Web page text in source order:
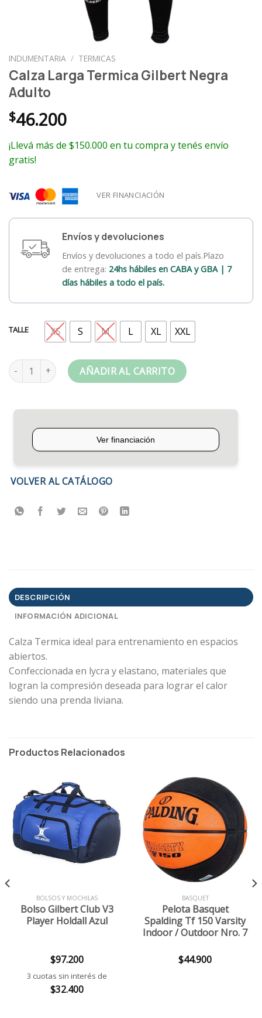
INDUMENTARIA / TERMICAS
Calza Larga Termica Gilbert Negra
Adulto
$46.200
¡Llevá más de $150.000 en tu compra y tenés envío
gratis!
VER FINANCIACIÓN
Envíos y devoluciones
Envíos y devoluciones a todo el país.Plazo
de entrega: 24hs hábiles en CABA y GBA | 7
días hábiles a todo el país.
TALLE XS S M L XL XXL
Calza Larga Termica Gilbert Negra Adulto cantidad
AÑADIR AL CARRITO
VOLVER AL CATÁLOGO
DESCRIPCIÓN
INFORMACIÓN ADICIONAL
Calza Termica ideal para entrenamiento en espacios
abiertos.
Confeccionada en lycra y elastano, materiales que
logran la compresión deseada para lograr el calor
siendo una prenda liviana.
Productos Relacionados
BOLSOS Y MOCHILAS
Bolso Gilbert Club V3
Player Holdall Azul
$97.200
3 cuotas sin interés de
$32.400
BASQUET
Pelota Basquet
Spalding Tf 150 Varsity
Indoor / Outdoor Nro. 7
$44.900